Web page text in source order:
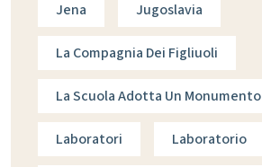
Jena Jugoslavia
La Compagnia Dei Figliuoli
La Scuola Adotta Un Monumento
Laboratori Laboratorio